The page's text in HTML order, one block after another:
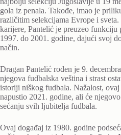
gola iz penala. Takođe, imao je
različitim selekcijama Evrope i
karijere, Pantelić je preuzeo funkciju
1997. do 2001. godine, dajući svoj
način.
Dragan Pantelić rođen je 9.
njegova fudbalska veština i strast
istoriji niškog fudbala. Nažalost,
napustio 2021. godine, ali će
sećanju svih ljubitelja fudbala.
Ovaj događaj iz 1980. godine